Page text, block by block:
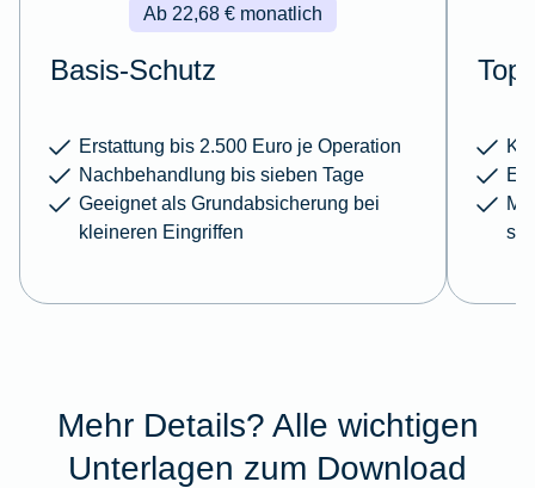
Ab 22,68 € monatlich
Basis-Schutz
Erstattung bis 2.500 Euro je Operation
Nachbehandlung bis sieben Tage
Geeignet als Grundabsicherung bei
kleineren Eingriffen
Mehr Details? Alle wichtigen
Unterlagen zum Download